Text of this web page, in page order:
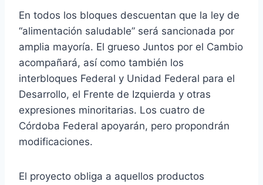
En todos los bloques descuentan que la ley de
“alimentación saludable” será sancionada por
amplia mayoría. El grueso Juntos por el Cambio
acompañará, así como también los
interbloques Federal y Unidad Federal para el
Desarrollo, el Frente de Izquierda y otras
expresiones minoritarias. Los cuatro de
Córdoba Federal apoyarán, pero propondrán
modificaciones.
El proyecto obliga a aquellos productos